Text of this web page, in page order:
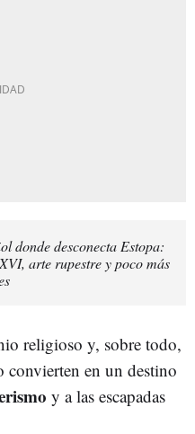
donde desconecta Estopa:
arte rupestre y poco más
religioso y, sobre todo,
convierten en un destino
y a las escapadas